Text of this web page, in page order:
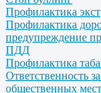
Профилактика
Профилактика
предупреждение
ПДД
Профилактика
Ответственность
общественных